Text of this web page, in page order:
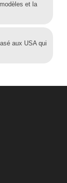
et la
aux USA qui